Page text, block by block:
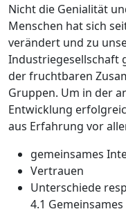
Nicht die Genialität
Menschen hat sich
verändert und zu
Industriegesellschaft
der fruchtbaren
Gruppen. Um in der
Entwicklung
aus Erfahrung vor
gemeinsames
Vertrauen
Unterschiede
4.1